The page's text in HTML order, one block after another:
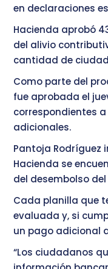
en declaraciones
Hacienda aprobó
del alivio
cantidad de
Como parte del
fue aprobada el
correspondientes
adicionales.
Pantoja Rodríguez
Hacienda se
del desembolso
Cada planilla que
evaluada y, si
un pago adicional
“Los ciudadanos